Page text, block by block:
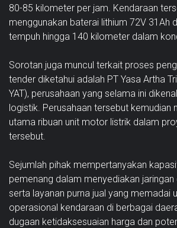
80-85 kilometer per jam. Kendaraan
menggunakan baterai lithium 72V 31Ah
tempuh hingga 140 kilometer dalam
Sorotan juga muncul terkait proses
tender diketahui adalah PT Yasa Artha
YAT), perusahaan yang selama ini
logistik. Perusahaan tersebut kemudian
utama ribuan unit motor listrik dalam
tersebut.
Sejumlah pihak mempertanyakan
pemenang dalam menyediakan jaringan
serta layanan purna jual yang memadai
operasional kendaraan di berbagai
dugaan ketidaksesuaian harga dan